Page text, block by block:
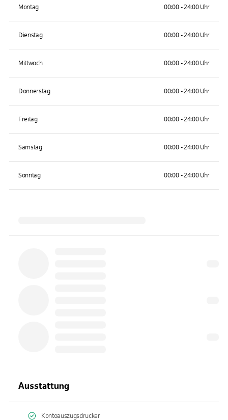
Montag 00:00 - 24:00 Uhr
Dienstag 00:00 - 24:00 Uhr
Mittwoch 00:00 - 24:00 Uhr
Donnerstag 00:00 - 24:00 Uhr
Freitag 00:00 - 24:00 Uhr
Samstag 00:00 - 24:00 Uhr
Sonntag 00:00 - 24:00 Uhr
Ausstattung
Kontoauszugsdrucker